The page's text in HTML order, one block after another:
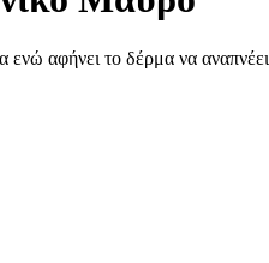
ενώ αφήνει το δέρμα να αναπνέει